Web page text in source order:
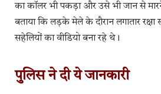
का कॉलर भी पकड़ा और उसे भी जान से
बताया कि लड़के मेले के दौरान लगातार
सहेलियों का वीडियो बना रहे थे।
पुलिस ने दी ये जानकारी